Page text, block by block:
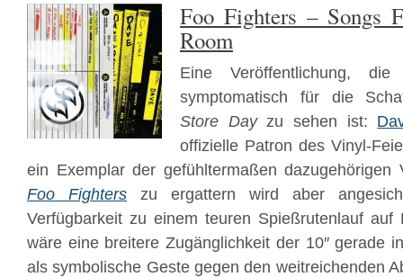
Foo Fighters – Songs
Room
Eine Veröffentlichung,
symptomatisch für die
Store Dayzu sehen ist:
offizielle Patron des Vinyl-
ein Exemplar der gefühltermaßen dazugehörigen
Foo Fighters zu ergattern wird aber
Verfügbarkeit zu einem teuren Spießrutenlauf
wäre eine breitere Zugänglichkeit der 10″ gerade
als symbolische Geste gegen den weitreichenden